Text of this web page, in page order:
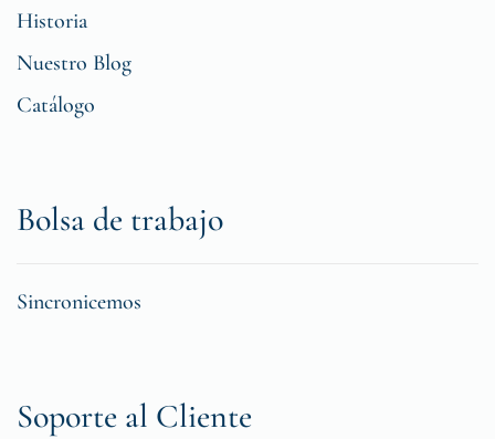
Historia
Nuestro Blog
Catálogo
Bolsa de trabajo
Sincronicemos
Soporte al Cliente